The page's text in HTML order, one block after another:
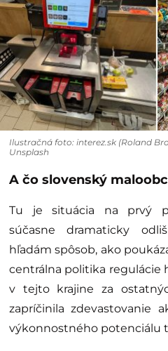
Ilustračná foto: interez.sk (Roland
Unsplash
A čo slovenský
Tu je situácia na prvý
súčasne dramaticky
hľadám spôsob, ako
centrálna politika regulácie
v tejto krajine za
zapríčinila zdevastovanie
výkonnostného potenciálu